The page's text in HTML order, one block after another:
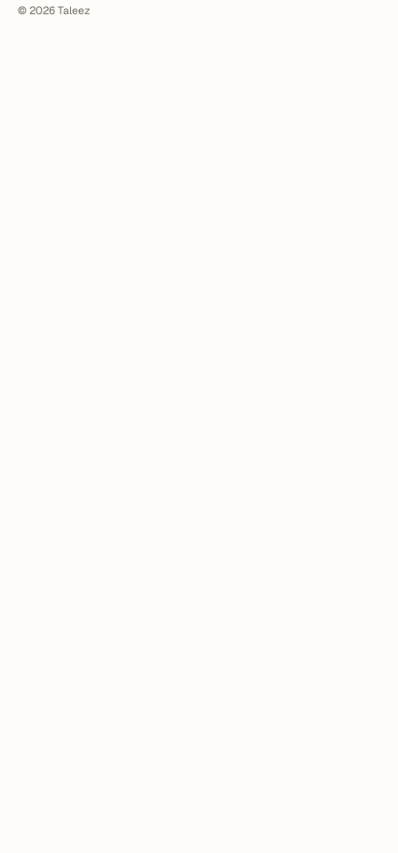
©2026Taleez